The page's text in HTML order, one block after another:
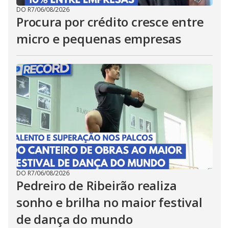
DO R7/06/08/2026
Procura por crédito cresce entre
micro e pequenas empresas
DO R7/06/08/2026
Pedreiro de Ribeirão realiza
sonho e brilha no maior festival
de dança do mundo